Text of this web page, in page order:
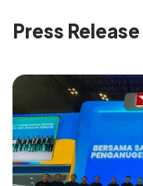
Press Release